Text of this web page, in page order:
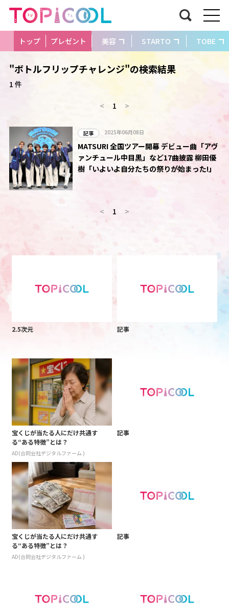
トップ プレゼント 美容 STARTO TOBE
"ボトルフリップチャレンジ"の検索結果
1 件
< 1 >
記事 2025年06月08日
MATSURI 全国ツアー開幕 デビュー曲「アヴ
ァンチュール中目黒」など17曲披露 柳田優
樹「いよいよ自分たちの祭りが始まった!」
< 1 >
2.5次元 記事
宝くじが当たる人にだけ共通す
る“ある特徴”とは？
AD(合同会社デジタルファーム )
記事
宝くじが当たる人にだけ共通す
る“ある特徴”とは？
AD(合同会社デジタルファーム )
記事